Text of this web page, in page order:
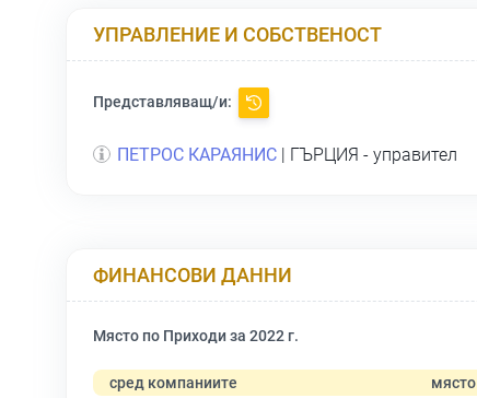
УПРАВЛЕНИЕ И СОБСТВЕНОСТ
Представляващ/и:
ПЕТРОС КАРАЯНИС | ГЪРЦИЯ - управител
ФИНАНСОВИ ДАННИ
Място по Приходи за 2022 г.
сред компаниите място